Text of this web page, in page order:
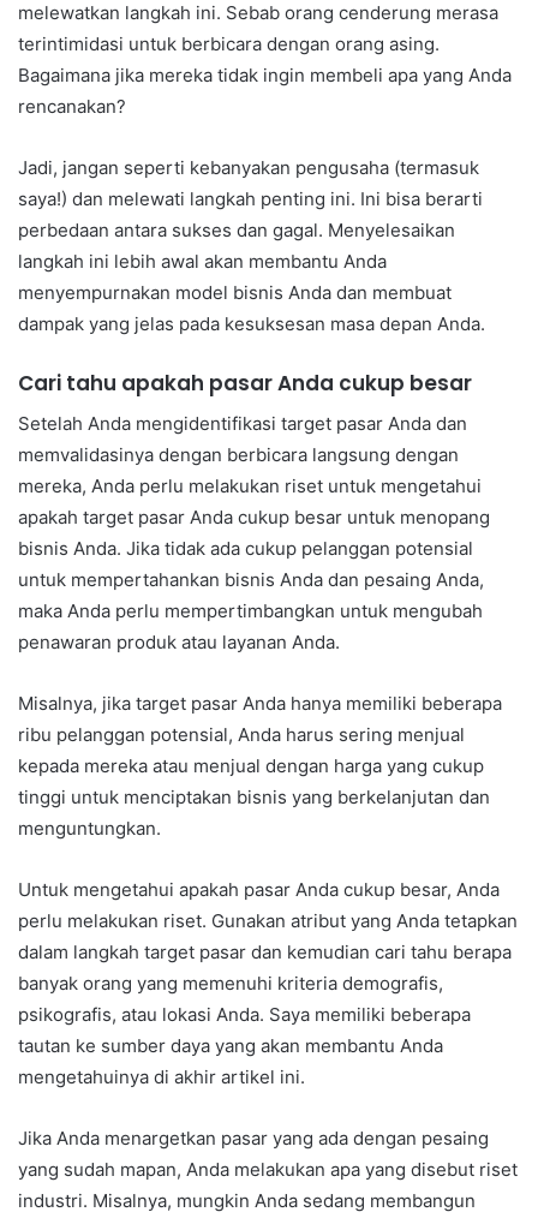
melewatkan langkah ini. Sebab orang cenderung merasa
terintimidasi untuk berbicara dengan orang asing.
Bagaimana jika mereka tidak ingin membeli apa yang Anda
rencanakan?
Jadi, jangan seperti kebanyakan pengusaha (termasuk
saya!) dan melewati langkah penting ini. Ini bisa berarti
perbedaan antara sukses dan gagal. Menyelesaikan
langkah ini lebih awal akan membantu Anda
menyempurnakan model bisnis Anda dan membuat
dampak yang jelas pada kesuksesan masa depan Anda.
Cari tahu apakah pasar Anda cukup besar
Setelah Anda mengidentifikasi target pasar Anda dan
memvalidasinya dengan berbicara langsung dengan
mereka, Anda perlu melakukan riset untuk mengetahui
apakah target pasar Anda cukup besar untuk menopang
bisnis Anda. Jika tidak ada cukup pelanggan potensial
untuk mempertahankan bisnis Anda dan pesaing Anda,
maka Anda perlu mempertimbangkan untuk mengubah
penawaran produk atau layanan Anda.
Misalnya, jika target pasar Anda hanya memiliki beberapa
ribu pelanggan potensial, Anda harus sering menjual
kepada mereka atau menjual dengan harga yang cukup
tinggi untuk menciptakan bisnis yang berkelanjutan dan
menguntungkan.
Untuk mengetahui apakah pasar Anda cukup besar, Anda
perlu melakukan riset. Gunakan atribut yang Anda tetapkan
dalam langkah target pasar dan kemudian cari tahu berapa
banyak orang yang memenuhi kriteria demografis,
psikografis, atau lokasi Anda. Saya memiliki beberapa
tautan ke sumber daya yang akan membantu Anda
mengetahuinya di akhir artikel ini.
Jika Anda menargetkan pasar yang ada dengan pesaing
yang sudah mapan, Anda melakukan apa yang disebut riset
industri. Misalnya, mungkin Anda sedang membangun